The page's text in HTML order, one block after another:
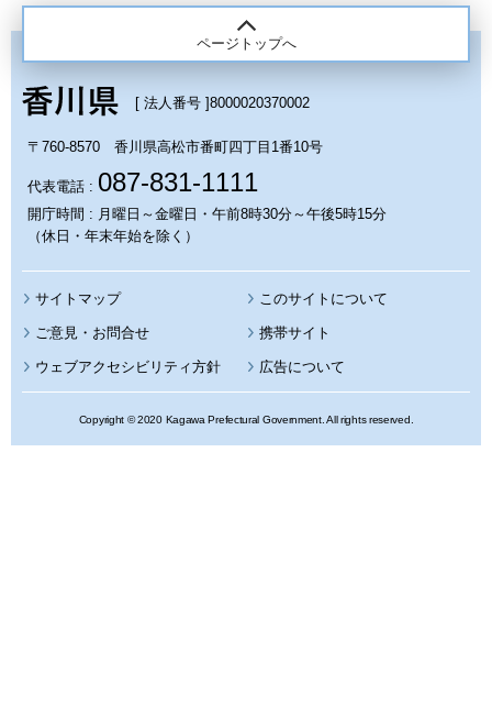
ページトップへ
[ 法人番号 ]8000020370002
〒760-8570 香川県高松市番町四丁目1番10号
代表電話 : 087-831-1111
開庁時間 : 月曜日～金曜日・午前8時30分～午後5時15分
（休日・年末年始を除く）
サイトマップ このサイトについて
携帯サイト
ウェブアクセシビリティ方針 広告について
Copyright © 2020 Kagawa Prefectural Government. All rights reserved.